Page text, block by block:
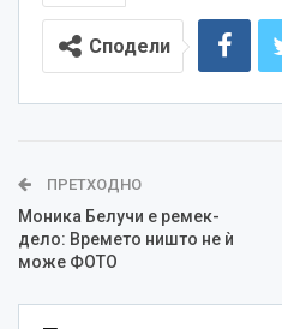
Сподели
ПРЕТХОДНО
Моника Белучи е ремек-
дело: Времето ништо не ѝ
може ФОТО